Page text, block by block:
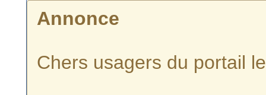
Annonce
Chers usagers du portail